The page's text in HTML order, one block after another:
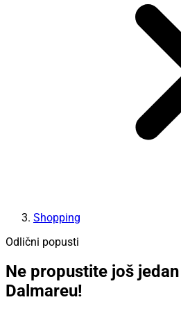
Shopping
Odlični popusti
Ne propustite još
Dalmareu!